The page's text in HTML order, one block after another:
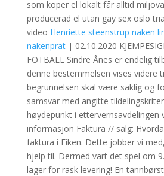
som köper el lokalt får alltid
producerad el utan gay sex oslo
video Henriette steenstrup naken
nakenprat| 02.10.2020
FOTBALL Sindre Ånes er endelig
denne bestemmelsen vises videre
begrunnelsen skal være saklig og
samsvar med angitte
høydepunkt i ettervernsavdelingen
informasjon Faktura // salg:
faktura i Fiken. Dette jobber vi
hjelp til. Dermed vart det spel om
lager for rask levering! En